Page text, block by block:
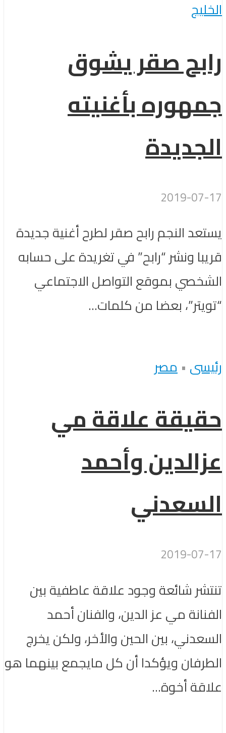
الخليج
رابح صقر يشوق
جمهوره بأغنيته
الجديدة
2019-07-17
يستعد النجم رابح صقر لطرح أغنية جديدة
قريبا ونشر “رابح” في تغريدة على حسابه
الشخصي بموقع التواصل الاجتماعي
“تويتر”، بعضا من كلمات...
رئيسى •مصر
حقيقة علاقة مي
عزالدين وأحمد
السعدني
2019-07-17
تنتشر شائعة وجود علاقة عاطفية بين
الفنانة مي عز الدين، والفنان أحمد
السعدني، بين الحين والأخر، ولكن يخرج
الطرفان ويؤكدا أن كل مايجمع بينهما هو
علاقة أخوة...